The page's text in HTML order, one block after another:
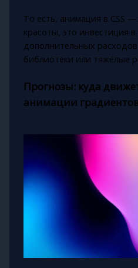
То есть, анимация в CSS
красоты, это инвестиция
дополнительных
библиотеки или тяжёлые
Прогнозы: куда
анимации градиентов